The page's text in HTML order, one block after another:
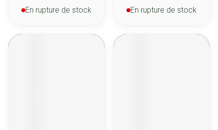
En rupture de stock En rupture de stock